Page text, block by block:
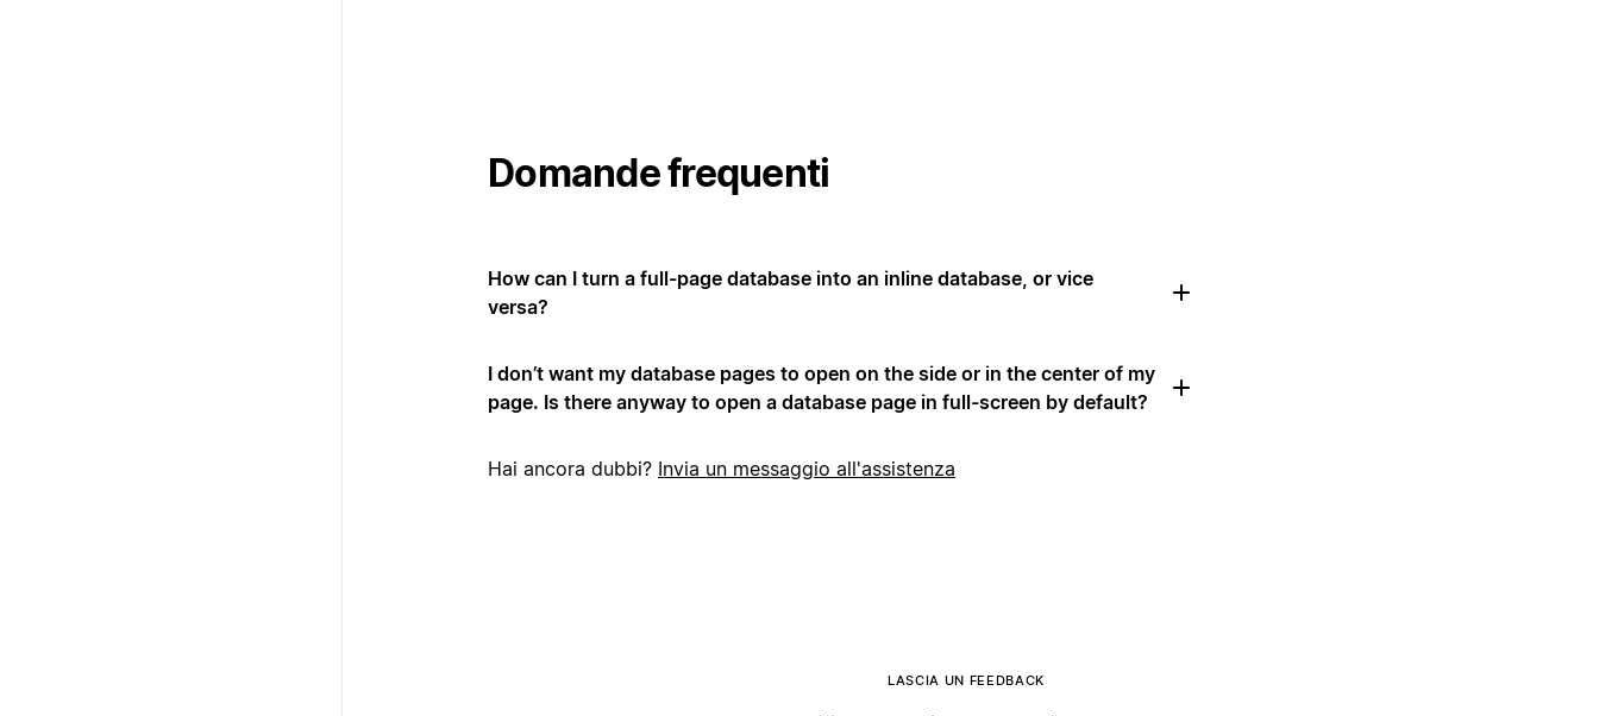
Domande frequenti
How can I turn a full-page database into an inline database, or vice
versa?
I don’t want my database pages to open on the side or in the center of my
page. Is there anyway to open a database page in full-screen by default?
Hai ancora dubbi? Invia un messaggio all'assistenza
LASCIA UN FEEDBACK